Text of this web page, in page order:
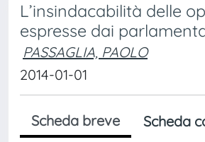
L’insindacabilità delle
espresse dai
PASSAGLIA, PAOLO
2014-01-01
Scheda breve
Scheda